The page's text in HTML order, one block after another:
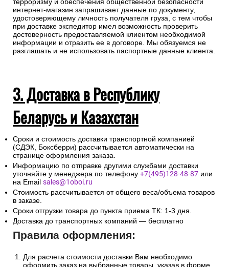
терроризму и обеспечения общественной безопасности
интернет-магазин запрашивает данные по документу,
удостоверяющему личность получателя груза, с тем чтобы
при доставке экспедитор имел возможность проверить
достоверность предоставляемой клиентом необходимой
информации и отразить ее в договоре. Мы обязуемся не
разглашать и не использовать паспортные данные клиента.
3. Доставка в Республику
Беларусь и Казахстан
Сроки и стоимость доставки транспортной компанией
(СДЭК, Боксберри) рассчитывается автоматически на
странице оформления заказа.
Информацию по отправке другими службами доставки
уточняйте у менеджера по телефону +7(495)128-48-87 или
на Email sales@1oboi.ru
Стоимость рассчитывается от общего веса/объема товаров
в заказе.
Сроки отгрузки товара до пункта приема ТК: 1-3 дня.
Доставка до транспортных компаний — бесплатно
Правила оформления:
Для расчета стоимости доставки Вам необходимо
оформить заказ на выбранные товары, указав в форме